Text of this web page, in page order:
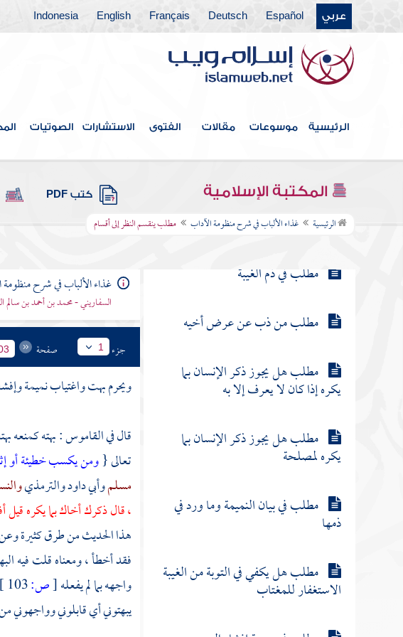
عربي Español
Deutsch
Français
English
Indonesia
الرئيسية موسوعات مقالات الفتوى الاستشارات الصوتيات
المكتبة الإسلامية كتب PDF
الرئيسية غذاء الألباب في شرح منظومة الآداب مطلب ينقسم النظر إلى أقسام
مطلب هل السمع أفضل أم البصر
مطلب هل الملكان يكتبان كل ما
مطلب في غض الطرف
مطلب ينقسم النظر إلى أقسام
مطلب في ذم الغيبة
مطلب من ذب عن عرض أخيه
مطلب هل يجوز ذكر الإنسان بما
يكره إذا كان لا يعرف إلا به
مطلب هل يجوز ذكر الإنسان بما
يكره لمصلحة
مطلب في بيان النميمة وما ورد في
ذمها
مطلب هل يكفي في التوبة من الغيبة
الاستغفار للمغتاب
غذاء الألباب في شرح منظومة
السفاريني - محمد بن أحمد بن سالم
جزء 1 صفحة
ويحرم بهت واغتياب نميمة
قال في القاموس : بهته كمنعه
تعالى {ومن يكسب خطيئة أو إثما
مسلموأبي داودوالترمذي
، قال ذكرك أخاك بما يكره قيل
هذا الحديث من طرق كثيرة
فقد أخطأ ، ومعناه قلت فيه
واجهه بما لم يفعله[ص:
يبهتوني أي قابلوني وواجهوني